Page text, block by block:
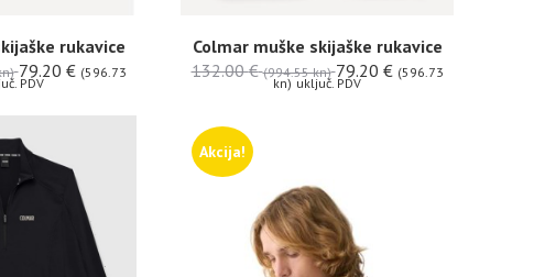
rukavice
79.20 € (596.73
PDV
Colmar muške skijaške rukavice
132.00€ (994.55 kn) 79.20 € (596.73
kn) uključ. PDV
Akcija!